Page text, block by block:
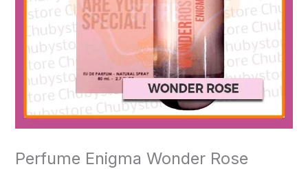
Perfume Enigma Wonder Rose